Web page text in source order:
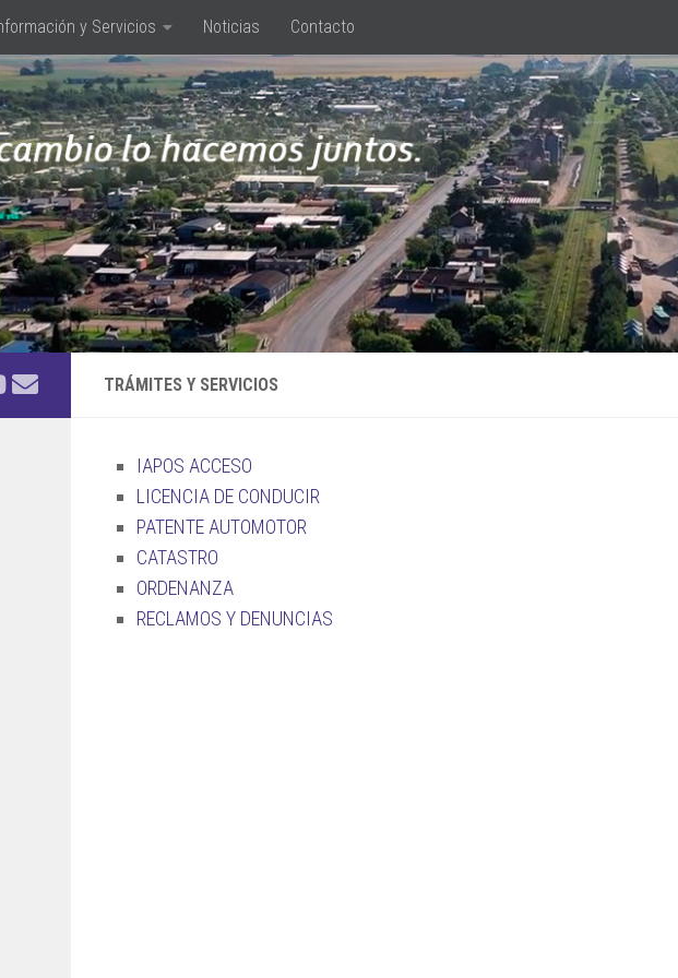
y Servicios Noticias Contacto
TRÁMITES Y SERVICIOS
IAPOS ACCESO
LICENCIA DE CONDUCIR
PATENTE AUTOMOTOR
CATASTRO
ORDENANZA
RECLAMOS Y DENUNCIAS